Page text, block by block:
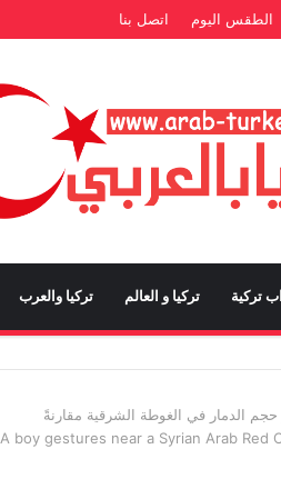
الطقس اليوم اتصل بنا
تركية تركيا و العالم تركيا والعرب
الدمار في الغوطة الشرقية مقارنةً
A boy gestures near a Syrian Arab